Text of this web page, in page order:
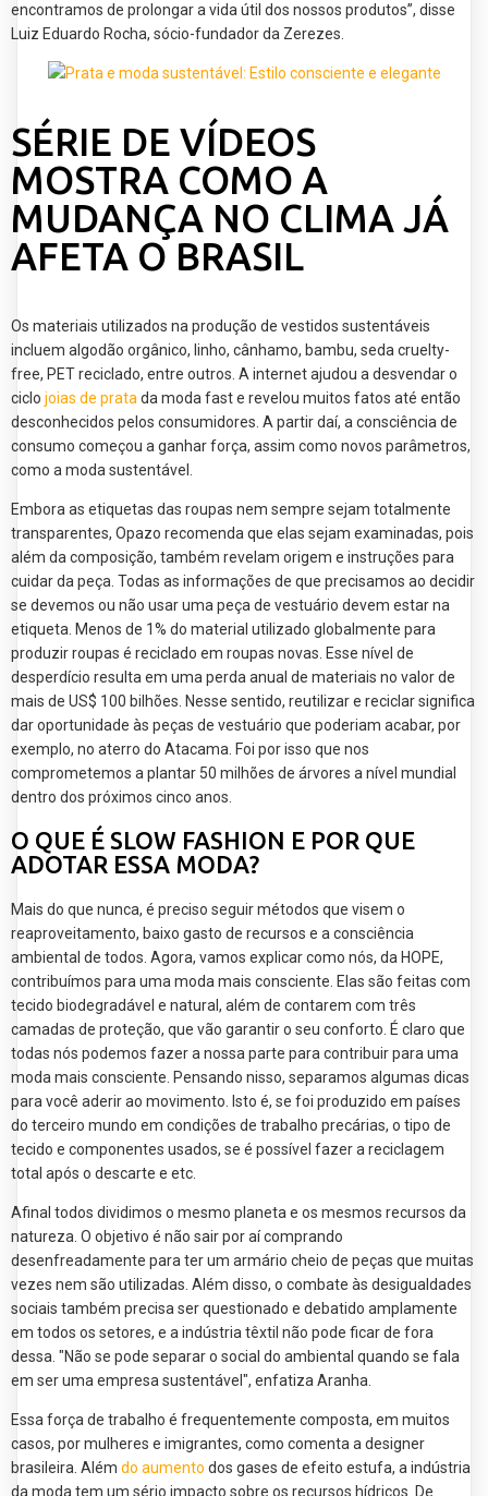
encontramos de prolongar a vida útil dos nossos produtos”, disse
Luiz Eduardo Rocha, sócio-fundador da Zerezes.
SÉRIE DE VÍDEOS
MOSTRA COMO A
MUDANÇA NO CLIMA JÁ
AFETA O BRASIL
Os materiais utilizados na produção de vestidos sustentáveis
incluem algodão orgânico, linho, cânhamo, bambu, seda cruelty-
free, PET reciclado, entre outros. A internet ajudou a desvendar o
ciclo joias de prata da moda fast e revelou muitos fatos até então
desconhecidos pelos consumidores. A partir daí, a consciência de
consumo começou a ganhar força, assim como novos parâmetros,
como a moda sustentável.
Embora as etiquetas das roupas nem sempre sejam totalmente
transparentes, Opazo recomenda que elas sejam examinadas, pois
além da composição, também revelam origem e instruções para
cuidar da peça. Todas as informações de que precisamos ao decidir
se devemos ou não usar uma peça de vestuário devem estar na
etiqueta. Menos de 1% do material utilizado globalmente para
produzir roupas é reciclado em roupas novas. Esse nível de
desperdício resulta em uma perda anual de materiais no valor de
mais de US$ 100 bilhões. Nesse sentido, reutilizar e reciclar significa
dar oportunidade às peças de vestuário que poderiam acabar, por
exemplo, no aterro do Atacama. Foi por isso que nos
comprometemos a plantar 50 milhões de árvores a nível mundial
dentro dos próximos cinco anos.
O QUE É SLOW FASHION E POR QUE
ADOTAR ESSA MODA?
Mais do que nunca, é preciso seguir métodos que visem o
reaproveitamento, baixo gasto de recursos e a consciência
ambiental de todos. Agora, vamos explicar como nós, da HOPE,
contribuímos para uma moda mais consciente. Elas são feitas com
tecido biodegradável e natural, além de contarem com três
camadas de proteção, que vão garantir o seu conforto. É claro que
todas nós podemos fazer a nossa parte para contribuir para uma
moda mais consciente. Pensando nisso, separamos algumas dicas
para você aderir ao movimento. Isto é, se foi produzido em países
do terceiro mundo em condições de trabalho precárias, o tipo de
tecido e componentes usados, se é possível fazer a reciclagem
total após o descarte e etc.
Afinal todos dividimos o mesmo planeta e os mesmos recursos da
natureza. O objetivo é não sair por aí comprando
desenfreadamente para ter um armário cheio de peças que muitas
vezes nem são utilizadas. Além disso, o combate às desigualdades
sociais também precisa ser questionado e debatido amplamente
em todos os setores, e a indústria têxtil não pode ficar de fora
dessa. "Não se pode separar o social do ambiental quando se fala
em ser uma empresa sustentável", enfatiza Aranha.
Essa força de trabalho é frequentemente composta, em muitos
casos, por mulheres e imigrantes, como comenta a designer
brasileira. Além do aumento dos gases de efeito estufa, a indústria
da moda tem um sério impacto sobre os recursos hídricos. De